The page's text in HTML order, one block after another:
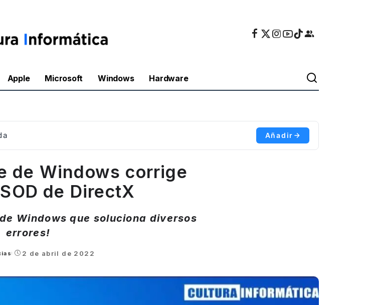
Apple Microsoft Windows Hardware
Añadir
de Windows corrige
de DirectX
Windows que soluciona diversos
errores!
2 de abril de 2022